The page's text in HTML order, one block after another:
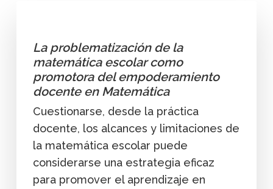
La problematización de la
matemática escolar como
promotora del empoderamiento
docente en Matemática
Cuestionarse, desde la práctica
docente, los alcances y limitaciones de
la matemática escolar puede
considerarse una estrategia eficaz
para promover el aprendizaje en